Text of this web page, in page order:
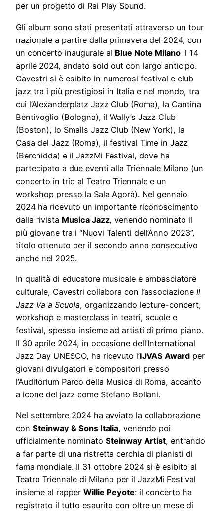
per un progetto di Rai Play Sound.
Gli album sono stati presentati attraverso un tour
nazionale a partire dalla primavera del 2024, con
un concerto inaugurale al Blue Note Milano il 14
aprile 2024, andato sold out con largo anticipo.
Cavestri si è esibito in numerosi festival e club
jazz tra i più prestigiosi in Italia e nel mondo, tra
cui l’Alexanderplatz Jazz Club (Roma), la Cantina
Bentivoglio (Bologna), il Wally’s Jazz Club
(Boston), lo Smalls Jazz Club (New York), la
Casa del Jazz (Roma), il festival Time in Jazz
(Berchidda) e il JazzMi Festival, dove ha
partecipato a due eventi alla Triennale Milano (un
concerto in trio al Teatro Triennale e un
workshop presso la Sala Agorà). Nel gennaio
2024 ha ricevuto un importante riconoscimento
dalla rivista Musica Jazz, venendo nominato il
più giovane tra i “Nuovi Talenti dell’Anno 2023”,
titolo ottenuto per il secondo anno consecutivo
anche nel 2025.
In qualità di educatore musicale e ambasciatore
culturale, Cavestri collabora con l’associazione Il
Jazz Va a Scuola, organizzando lecture-concert,
workshop e masterclass in teatri, scuole e
festival, spesso insieme ad artisti di primo piano.
Il 30 aprile 2024, in occasione dell’International
Jazz Day UNESCO, ha ricevuto l’IJVAS Award per
giovani divulgatori e compositori presso
l’Auditorium Parco della Musica di Roma, accanto
a icone del jazz come Stefano Bollani.
Nel settembre 2024 ha avviato la collaborazione
con Steinway & Sons Italia, venendo poi
ufficialmente nominato Steinway Artist, entrando
a far parte di una ristretta cerchia di pianisti di
fama mondiale. Il 31 ottobre 2024 si è esibito al
Teatro Triennale di Milano per il JazzMi Festival
insieme al rapper Willie Peyote: il concerto ha
registrato il tutto esaurito con oltre un mese di